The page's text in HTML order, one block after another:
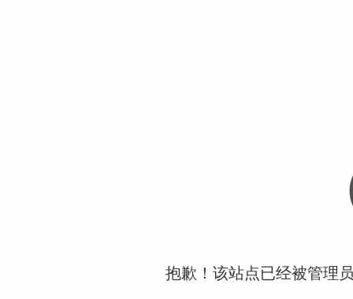
抱歉！该站点已经被管理